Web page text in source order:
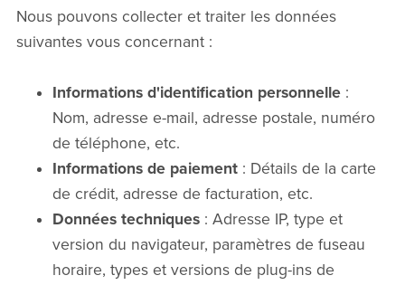
Nous pouvons collecter et traiter les données
suivantes vous concernant :
Informations d'identification personnelle:
Nom, adresse e-mail, adresse postale, numéro
de téléphone, etc.
Informations de paiement: Détails de la carte
de crédit, adresse de facturation, etc.
Données techniques: Adresse IP, type et
version du navigateur, paramètres de fuseau
horaire, types et versions de plug-ins de